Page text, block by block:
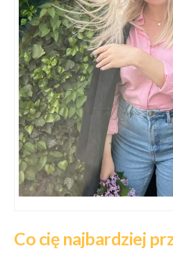
Co cię najbardziej